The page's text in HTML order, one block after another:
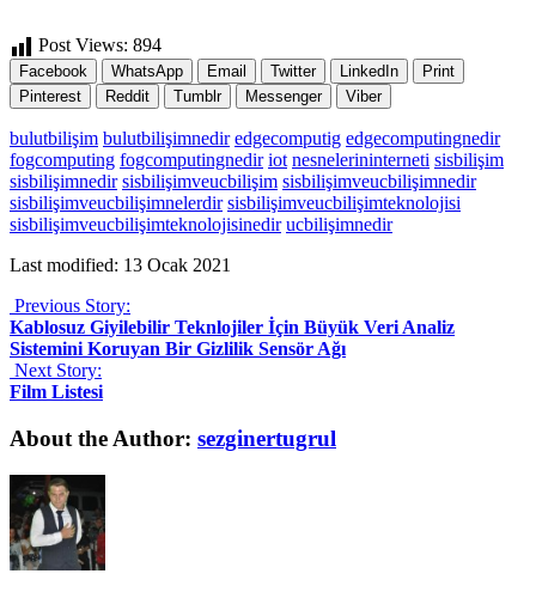
Post Views: 894
Facebook WhatsApp Email Twitter LinkedIn
Print
Pinterest
Reddit Tumblr Messenger Viber
bulutbilişim bulutbilişimnedir edgecomputig edgecomputingnedir
fogcomputing fogcomputingnedir iot nesnelerininterneti sisbilişim
sisbilişimnedir sisbilişimveucbilişim sisbilişimveucbilişimnedir
sisbilişimveucbilişimnelerdir sisbilişimveucbilişimteknolojisi
sisbilişimveucbilişimteknolojisinedir ucbilişimnedir
Last modified: 13 Ocak 2021
Previous Story:
Kablosuz Giyilebilir Teknlojiler İçin Büyük Veri Analiz
Sistemini Koruyan Bir Gizlilik Sensör Ağı
Next Story:
Film Listesi
About the Author: sezginertugrul